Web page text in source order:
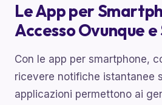
Le App per
Accesso Ovunque
Con le app per smartphone,
ricevere notifiche istantanee
applicazioni permettono ai